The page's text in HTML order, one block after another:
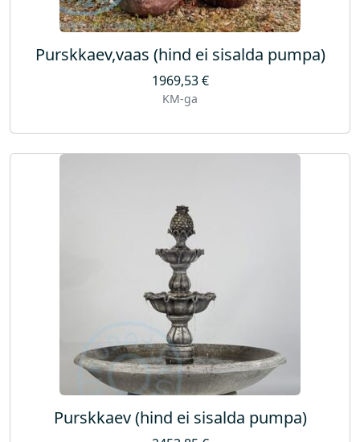
Purskkaev,vaas (hind ei sisalda pumpa)
1969,53€
KM-ga
Purskkaev (hind ei sisalda pumpa)